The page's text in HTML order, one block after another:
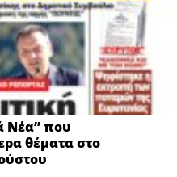
Νέα” που
θέματα στο